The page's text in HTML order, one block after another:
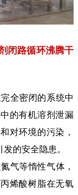
闭路循环沸腾干
全密闭的系统中
的有机溶剂泄漏
对环境的污染，
的安全隐患。
等惰性气体，
烯酸树脂在无氧